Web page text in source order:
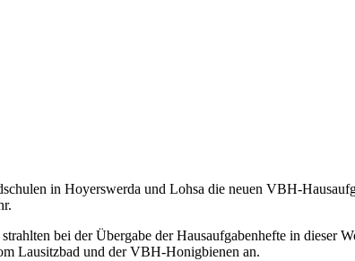
in Hoyerswerda und Lohsa die neuen VBH-
bei der Übergabe der Hausaufgabenhefte in dieser
Lausitzbad und der VBH-Honigbienen an.